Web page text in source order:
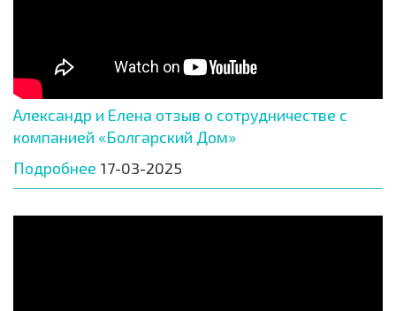
Александр и Елена отзыв о сотрудничестве с
компанией «Болгарский Дом»
Подробнее 17-03-2025